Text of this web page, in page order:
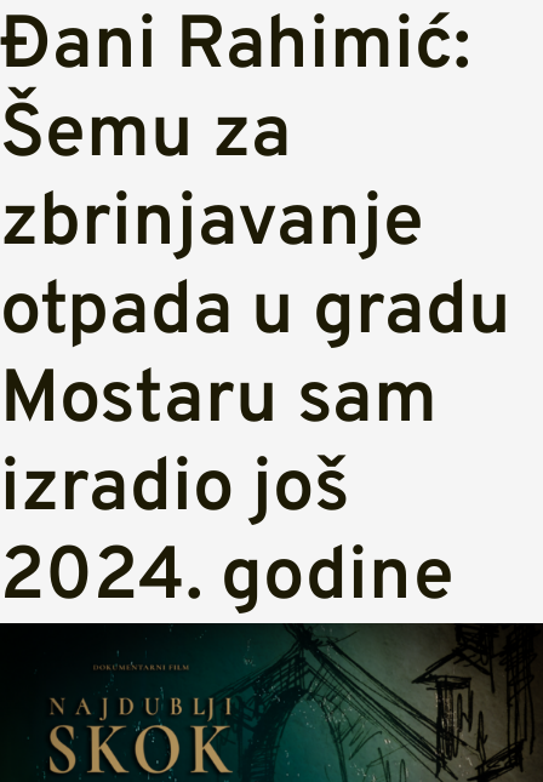
Đani Rahimić:
Šemu za
zbrinjavanje
otpada u gradu
Mostaru sam
izradio još
2024. godine